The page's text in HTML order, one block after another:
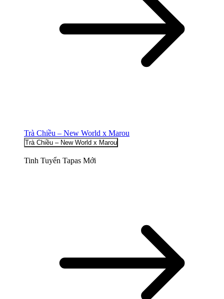
Trà Chiều – New World x Marou
Trà Chiều – New World x Marou
Tinh Tuyển Tapas Mới